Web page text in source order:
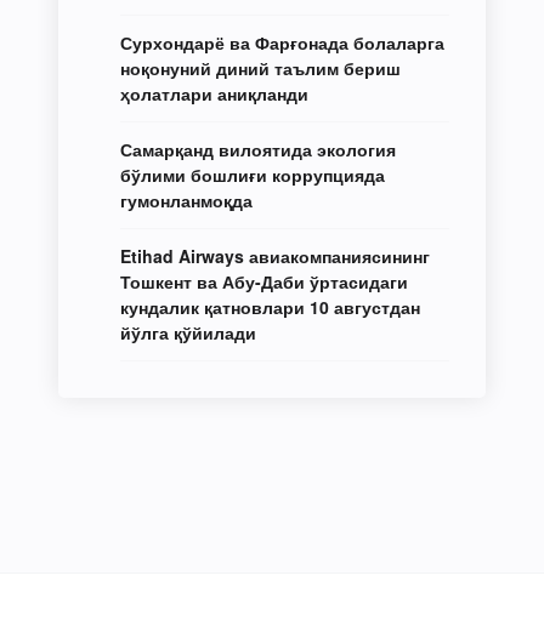
Сурхондарё ва Фарғонада болаларга
ноқонуний диний таълим бериш
ҳолатлари аниқланди
Самарқанд вилоятида экология
бўлими бошлиғи коррупцияда
гумонланмоқда
Etihad Airways авиакомпаниясининг
Тошкент ва Абу-Даби ўртасидаги
кундалик қатновлари 10 августдан
йўлга қўйилади